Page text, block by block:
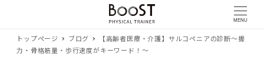
MENU
トップページ ブログ
【高齢者医療・介護】サルコペニアの診断〜握
力・骨格筋量・歩行速度がキーワード！〜